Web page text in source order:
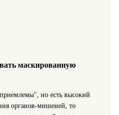
маскированную
но есть высокий
органов-мишеней, то